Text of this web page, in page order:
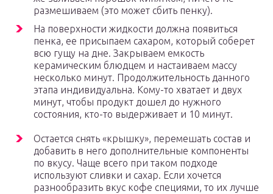
размешиваем (это может сбить пенку).
На поверхности жидкости должна появиться
пенка, ее присыпаем сахаром, который соберет
всю гущу на дне. Закрываем емкость
керамическим блюдцем и настаиваем массу
несколько минут. Продолжительность данного
этапа индивидуальна. Кому-то хватает и двух
минут, чтобы продукт дошел до нужного
состояния, кто-то выдерживает и 10 минут.
Остается снять «крышку», перемешать состав и
добавить в него дополнительные компоненты
по вкусу. Чаще всего при таком подходе
используют сливки и сахар. Если хочется
разнообразить вкус кофе специями, то их лучше